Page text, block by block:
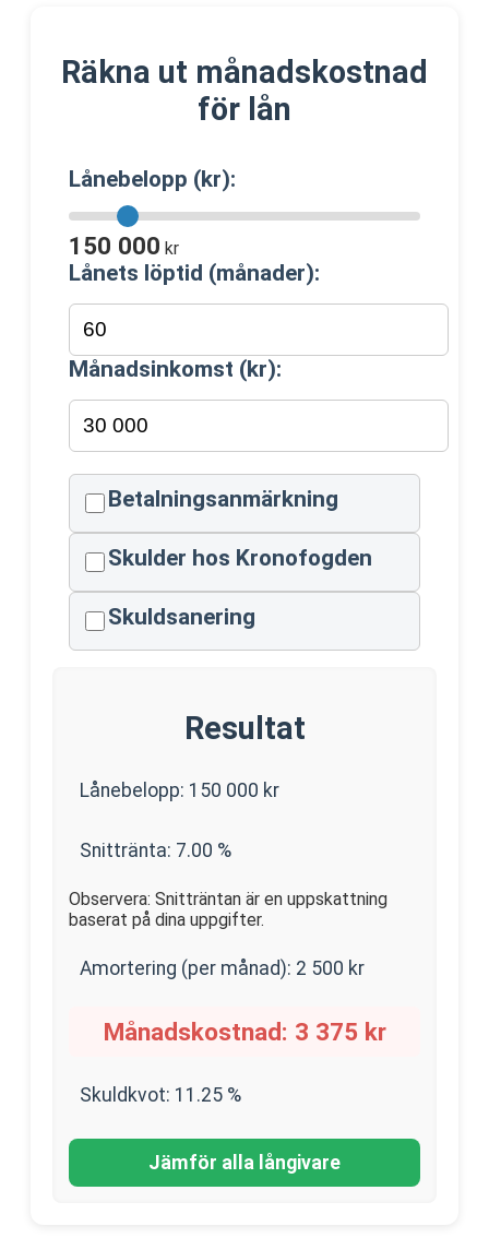
Räkna ut månadskostnad
för lån
Lånebelopp (kr):
150 000 kr
Lånets löptid (månader):
Månadsinkomst (kr):
Betalningsanmärkning
Skulder hos Kronofogden
Skuldsanering
Resultat
Lånebelopp: 150 000 kr
Snittränta: 7.00 %
Observera: Snitträntan är en uppskattning
baserat på dina uppgifter.
Amortering (per månad): 2 500 kr
Månadskostnad: 3 375 kr
Skuldkvot: 11.25 %
Jämför alla långivare